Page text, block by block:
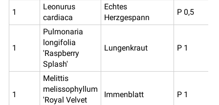
1
Leonurus
cardiaca
Echtes
Herzgespann
P 0,5
1
Pulmonaria
longifolia
'Raspberry
Splash'
Lungenkraut P 1
1
Melittis
melissophyllum
'Royal Velvet
Immenblatt P 1